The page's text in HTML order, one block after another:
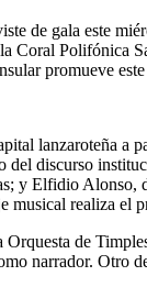
de gala este
Coral Polifónica
promueve
lanzaroteña a
del discurso
y Elfidio Alonso,
musical realiza el
de
narrador. Otro